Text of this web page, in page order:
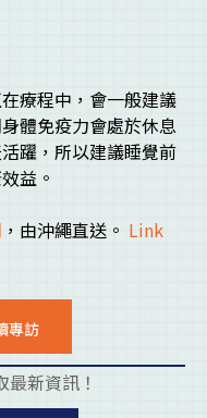
療程中，會一般建議
體免疫力會處於休息
躍，所以建議睡覺前
益。
，由沖繩直送。 Link
專訪
新資訊！